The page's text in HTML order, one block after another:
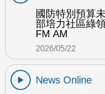
國防特別預算
部培力社區綠
FM AM
2026/05/22
News Online